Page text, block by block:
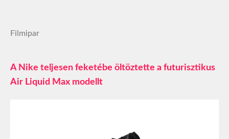
Filmipar
A Nike teljesen feketébe öltöztette a futurisztikus
Air Liquid Max modellt